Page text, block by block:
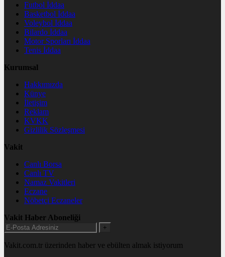
Futbol İddaa
Basketbol İddaa
Voleybol İddaa
Bilardo İddaa
Motor Sporları İddaa
Tenis İddaa
Kurumsal
Hakkımızda
Künye
İletişim
Reklam
KVKK
Gizlilik Sözleşmesi
Vakit
Canlı Borsa
Canlı TV
Namaz Vakitleri
Eczane
Nöbetçi Eczaneler
Vakit Haber Aboneliği
+
Vakit.com.tr üzerinden haber ve ebülten almak istiyorum